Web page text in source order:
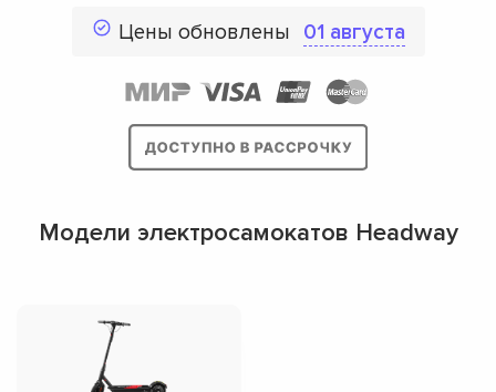
Цены обновлены 01 августа
Модели электросамокатов Headway